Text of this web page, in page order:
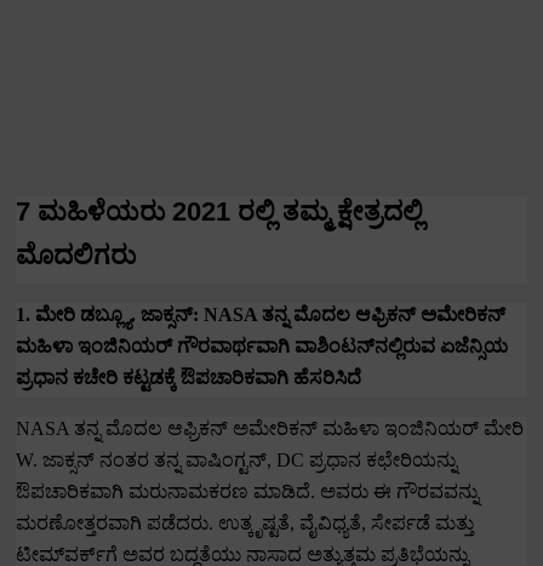
7 ಮಹಿಳೆಯರು 2021 ರಲ್ಲಿ ತಮ್ಮ ಕ್ಷೇತ್ರದಲ್ಲಿ
ಮೊದಲಿಗರು
1. ಮೇರಿ ಡಬ್ಲ್ಯೂ. ಜಾಕ್ಸನ್:NASA ತನ್ನ ಮೊದಲ ಆಫ್ರಿಕನ್ ಅಮೇರಿಕನ್
ಮಹಿಳಾ ಇಂಜಿನಿಯರ್ ಗೌರವಾರ್ಥವಾಗಿ ವಾಶಿಂಟನ್‌ನಲ್ಲಿರುವ ಏಜೆನ್ಸಿಯ
ಪ್ರಧಾನ ಕಚೇರಿ ಕಟ್ಟಡಕ್ಕೆ ಔಪಚಾರಿಕವಾಗಿ ಹೆಸರಿಸಿದೆ
NASA ತನ್ನ ಮೊದಲ ಆಫ್ರಿಕನ್ ಅಮೇರಿಕನ್ ಮಹಿಳಾ ಇಂಜಿನಿಯರ್ ಮೇರಿ
W.ಜಾಕ್ಸನ್ ನಂತರ ತನ್ನ ವಾಷಿಂಗ್ಟನ್, DC ಪ್ರಧಾನ ಕಛೇರಿಯನ್ನು
ಔಪಚಾರಿಕವಾಗಿ ಮರುನಾಮಕರಣ ಮಾಡಿದೆ. ಅವರು ಈ ಗೌರವವನ್ನು
ಮರಣೋತ್ತರವಾಗಿ ಪಡೆದರು. ಉತ್ಕೃಷ್ಟತೆ, ವೈವಿಧ್ಯತೆ, ಸೇರ್ಪಡೆ ಮತ್ತು
ಟೀಮ್‌ವರ್ಕ್‌ಗೆ ಅವರ ಬದ್ಧತೆಯು ನಾಸಾದ ಅತ್ಯುತ್ತಮ ಪ್ರತಿಭೆಯನ್ನು